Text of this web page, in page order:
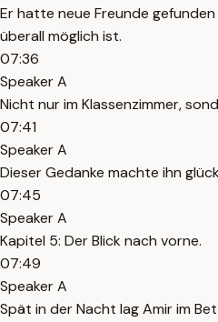
Er hatte neue Freunde
überall möglich ist.
07:36
Speaker A
Nicht nur im Klassenzimmer,
07:41
Speaker A
Dieser Gedanke machte ihn
07:45
Speaker A
Kapitel 5: Der Blick nach vorne.
07:49
Speaker A
Spät in der Nacht lag Amir im